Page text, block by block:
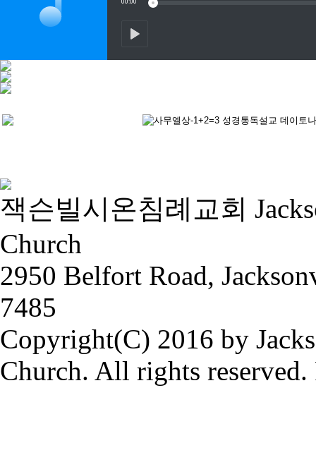
잭슨빌시온침례교회
Church
2950 Belfort Road,
7485
Copyright(C) 2016 by
Church. All rights